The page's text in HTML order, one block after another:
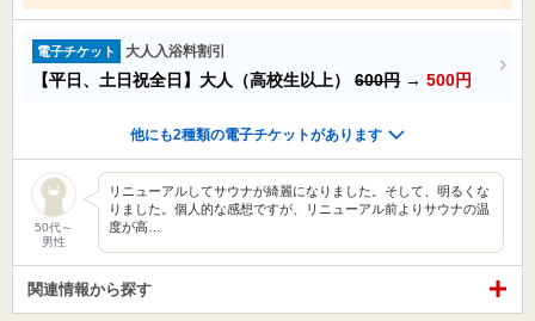
電子チケット 大人入浴料割引
【平日、土日祝全日】大人（高校生以上） 600円 → 500円
他にも2種類の電子チケットがあります
50代～
男性
リニューアルしてサウナが綺麗になりました。そして、明るくな
りました。個人的な感想ですが、リニューアル前よりサウナの温
度が高…
関連情報から探す